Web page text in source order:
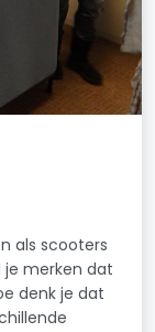
als scooters
je merken dat
denk je dat